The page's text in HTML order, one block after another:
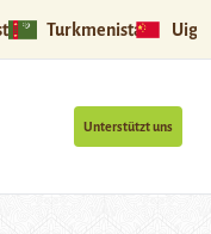
Turkmenistan
Unterstützt uns